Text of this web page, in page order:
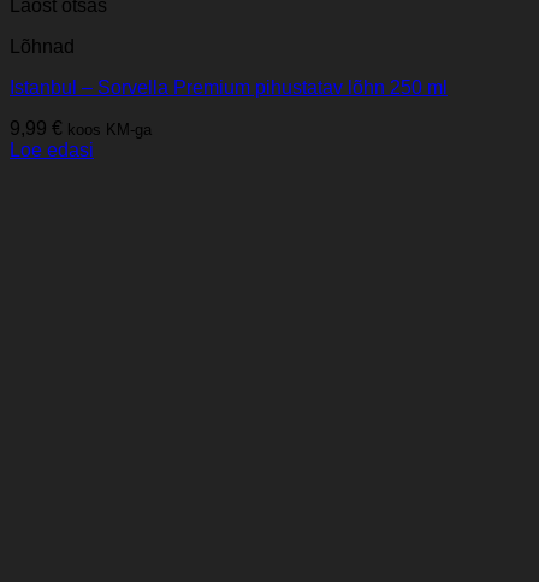
Laost otsas
Lõhnad
Istanbul – Sorvella Premium pihustatav lõhn 250 ml
9,99 € koos KM-ga
Loe edasi